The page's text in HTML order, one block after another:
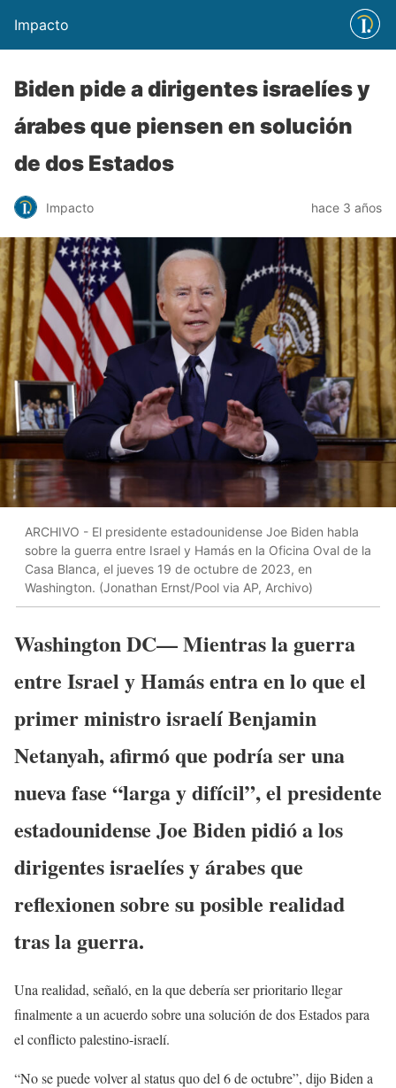
Impacto
Biden pide a dirigentes israelíes y
árabes que piensen en solución
de dos Estados
Impacto hace 3 años
ARCHIVO - El presidente estadounidense Joe Biden habla
sobre la guerra entre Israel y Hamás en la Oficina Oval de la
Casa Blanca, el jueves 19 de octubre de 2023, en
Washington. (Jonathan Ernst/Pool via AP, Archivo)
Washington DC— Mientras la guerra
entre Israel y Hamás entra en lo que el
primer ministro israelí Benjamin
Netanyah, afirmó que podría ser una
nueva fase “larga y difícil”, el presidente
estadounidense Joe Biden pidió a los
dirigentes israelíes y árabes que
reflexionen sobre su posible realidad
tras la guerra.
Una realidad, señaló, en la que debería ser prioritario llegar
finalmente a un acuerdo sobre una solución de dos Estados para
el conflicto palestino-israelí.
“No se puede volver al status quo del 6 de octubre”, dijo Biden a